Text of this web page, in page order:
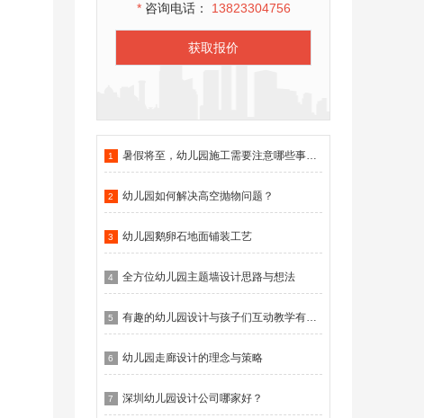
*咨询电话： 13823304756
获取报价
1 暑假将至，幼儿园施工需要注意哪些事项？
2 幼儿园如何解决高空抛物问题？
3 幼儿园鹅卵石地面铺装工艺
4 全方位幼儿园主题墙设计思路与想法
5 有趣的幼儿园设计与孩子们互动教学有什么作用？
6 幼儿园走廊设计的理念与策略
7 深圳幼儿园设计公司哪家好？